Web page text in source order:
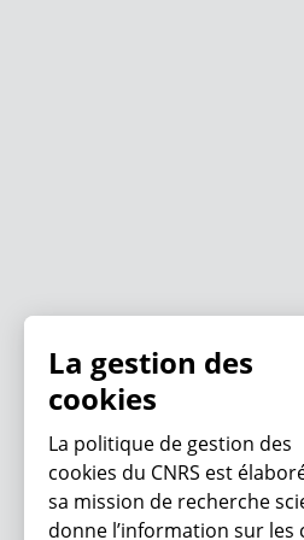
La gestion des
cookies
La politique de gestion des
cookies du CNRS est
sa mission de recherche
donne l’information sur les